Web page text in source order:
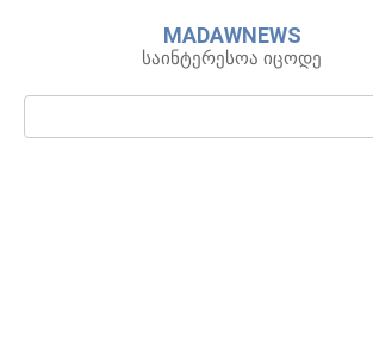
MADAWNEWS
საინტერესოა იცოდე
Search: